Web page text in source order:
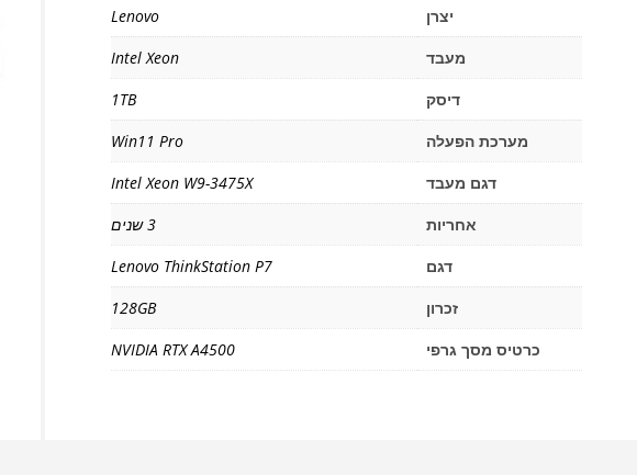
יצרן
Lenovo
מעבד
Intel Xeon
דיסק
1TB
מערכת הפעלה
Win11 Pro
דגם מעבד
Intel Xeon W9-3475X
אחריות
3 שנים
דגם
Lenovo ThinkStation P7
זכרון
128GB
כרטיס מסך גרפי
NVIDIA RTX A4500